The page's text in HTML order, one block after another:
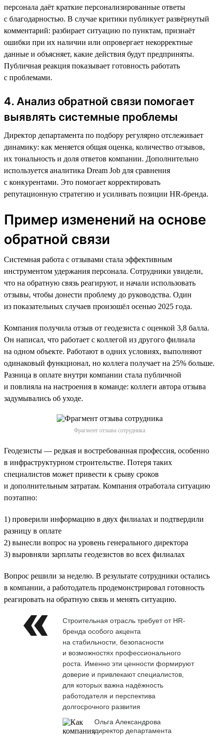
персонала даёт краткие персонализированные ответы
с благодарностью. В случае критики публикует развёрнутый
комментарий: разбирает ситуацию по пунктам, признаёт
ошибки при их наличии или опровергает некорректные
данные и объясняет, какие действия будут предприняты.
Публичная реакция показывает готовность работать
с проблемами.
4. Анализ обратной связи помогает
выявлять системные проблемы
Директор департамента по подбору регулярно отслеживает
динамику: как меняется общая оценка, количество отзывов,
их тональность и доля ответов компании. Дополнительно
используется аналитика Dream Job для сравнения
с конкурентами. Это помогает корректировать
репутационную стратегию и усиливать позиции HR-бренда.
Пример изменений на основе
обратной связи
Системная работа с отзывами стала эффективным
инструментом удержания персонала. Сотрудники увидели,
что на обратную связь реагируют, и начали использовать
отзывы, чтобы донести проблему до руководства. Один
из показательных случаев произошёл осенью 2025 года.
Компания получила отзыв от геодезиста с оценкой 3,8 балла.
Он написал, что работает с коллегой из другого филиала
на одном объекте. Работают в одних условиях, выполняют
одинаковый функционал, но коллега получает на 25% больше.
Разница в оплате внутри компании стала публичной
и повлияла на настроения в команде: коллеги автора отзыва
задумывались об уходе.
Фрагмент отзыва сотрудника
Геодезисты — редкая и востребованная профессия, особенно
в инфраструктурном строительстве. Потеря таких
специалистов может привести к срыву сроков
и дополнительным затратам. Компания отработала ситуацию
поэтапно:
1) проверили информацию в двух филиалах и подтвердили
разницу в оплате
2) вынесли вопрос на уровень генерального директора
3) выровняли зарплаты геодезистов во всех филиалах
Вопрос решили за неделю. В результате сотрудники остались
в компании, а работодатель продемонстрировал готовность
реагировать на обратную связь и менять ситуацию.
Строительная отрасль требует от HR-
бренда особого акцента
на стабильности, безопасности
и возможностях профессионального
роста. Именно эти ценности формируют
доверие и привлекают специалистов,
для которых важна надёжность
работодателя и перспектива
долгосрочного развития
Ольга Александрова
директор департамента